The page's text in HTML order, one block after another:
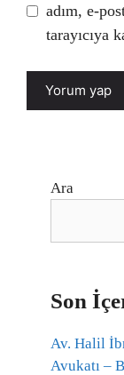
adım, e-
tarayıcıya
Ara
Son
Av. Halil
Avukatı –